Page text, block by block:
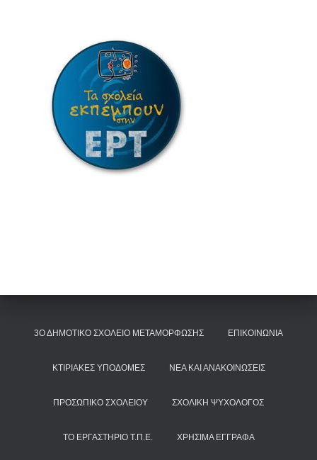
3Ο ΔΗΜΟΤΙΚΌ ΣΧΟΛΕΊΟ ΜΕΤΑΜΌΡΦΩΣΗΣ ΕΠΙΚΟΙΝΩΝΊΑ
ΚΤΙΡΙΑΚΈΣ ΥΠΟΔΟΜΈΣ ΝΈΑ ΚΑΙ ΑΝΑΚΟΙΝΏΣΕΙΣ
ΠΡΟΣΩΠΙΚΌ ΣΧΟΛΕΊΟΥ ΣΧΟΛΙΚΉ ΨΥΧΟΛΌΓΟΣ
ΤΟ ΕΡΓΑΣΤΉΡΙΟ Τ.Π.Ε. ΧΡΉΣΙΜΑ ΈΓΓΡΑΦΑ